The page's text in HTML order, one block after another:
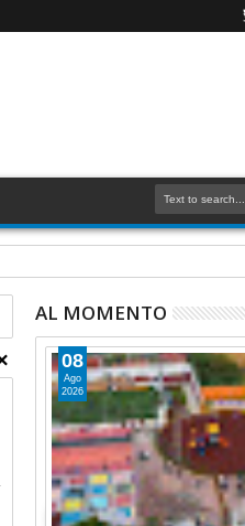
AL MOMENTO
08
Ago
2026